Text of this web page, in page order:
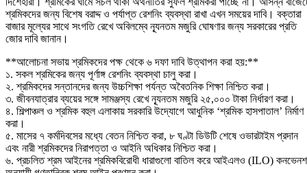
শ্রমিকদের জন্য বিশেষ বরাদ্দ ও পর্যাপ্ত রেশনিং ব্যবস্থা রাখা এখন সময়ের দাবি। বক্তারা
বাজার মূল্যের সাথে সংগতি রেখে অবিলম্বে ন্যূনতম মজুরি ঘোষণার জন্য সরকারের প্রতি
জোর দাবি জানান।
**আলোচনা সভায় শ্রমিকদের পক্ষ থেকে ৬ দফা দাবি উত্থাপন করা হয়:**
১. সকল শ্রমিকের জন্য পূর্ণাঙ্গ রেশনিং ব্যবস্থা চালু করা।
২. শ্রমিকদের সন্তানদের জন্য উচ্চশিক্ষা পর্যন্ত অবৈতনিক শিক্ষা নিশ্চিত করা।
৩. জীবনযাত্রার ব্যয়ের সঙ্গে সামঞ্জস্য রেখে ন্যূনতম মজুরি ২৫,০০০ টাকা নির্ধারণ করা।
৪. শিল্পাঞ্চল ও শ্রমিক বহুল এলাকায় সরকারি উদ্যোগে আধুনিক ‘শ্রমিক হাসপাতাল’ নির্মাণ
করা।
৫. মাসের ৭ কর্মদিবসের মধ্যে বেতন নিশ্চিত করা, ৮ ঘণ্টা ডিউটি শেষে ওভারটাইম প্রদান
এবং নারী শ্রমিকদের নিরাপত্তা ও আইনি অধিকার নিশ্চিত করা।
৬. প্রচলিত শ্রম আইনের শ্রমিকবিরোধী ধারাগুলো বাতিল করে আইএলও (ILO)